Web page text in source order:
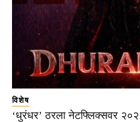
विशेष
‘धुरंधर’ ठरला नेटफ्लिक्सवर